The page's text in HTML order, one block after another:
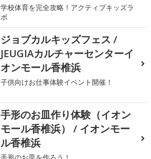
学校体育を完全攻略！アクティブキッズラ
ボ
ジョブカルキッズフェス /
JEUGIAカルチャーセンターイ
オンモール香椎浜
子供向けお仕事体験イベント開催！
手形のお皿作り体験（イオン
モール香椎浜） / イオンモー
ル香椎浜
手形のお皿を作ろう！